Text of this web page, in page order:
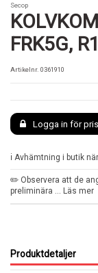
Secop
FRK5G,
Artikelnr. 0361910
Logga in för
ℹ️ Avhämtning i butik
✏️ Observera att de
preliminära ... Läs mer
Produktdetaljer